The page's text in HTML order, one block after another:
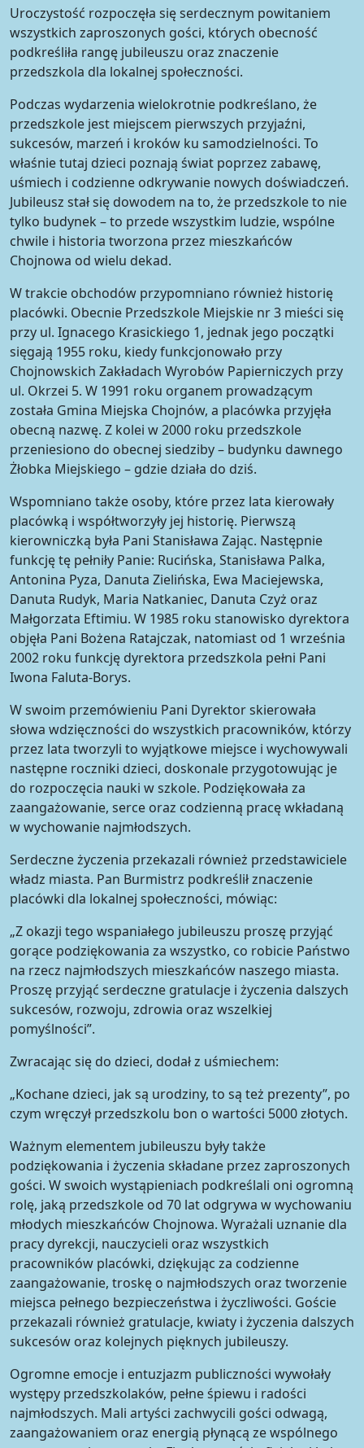
Uroczystość rozpoczęła się serdecznym powitaniem
wszystkich zaproszonych gości, których obecność
podkreśliła rangę jubileuszu oraz znaczenie
przedszkola dla lokalnej społeczności.
Podczas wydarzenia wielokrotnie podkreślano, że
przedszkole jest miejscem pierwszych przyjaźni,
sukcesów, marzeń i kroków ku samodzielności. To
właśnie tutaj dzieci poznają świat poprzez zabawę,
uśmiech i codzienne odkrywanie nowych doświadczeń.
Jubileusz stał się dowodem na to, że przedszkole to nie
tylko budynek – to przede wszystkim ludzie, wspólne
chwile i historia tworzona przez mieszkańców
Chojnowa od wielu dekad.
W trakcie obchodów przypomniano również historię
placówki. Obecnie Przedszkole Miejskie nr 3 mieści się
przy ul. Ignacego Krasickiego 1, jednak jego początki
sięgają 1955 roku, kiedy funkcjonowało przy
Chojnowskich Zakładach Wyrobów Papierniczych przy
ul. Okrzei 5. W 1991 roku organem prowadzącym
została Gmina Miejska Chojnów, a placówka przyjęła
obecną nazwę. Z kolei w 2000 roku przedszkole
przeniesiono do obecnej siedziby – budynku dawnego
Żłobka Miejskiego – gdzie działa do dziś.
Wspomniano także osoby, które przez lata kierowały
placówką i współtworzyły jej historię. Pierwszą
kierowniczką była Pani Stanisława Zając. Następnie
funkcję tę pełniły Panie: Rucińska, Stanisława Palka,
Antonina Pyza, Danuta Zielińska, Ewa Maciejewska,
Danuta Rudyk, Maria Natkaniec, Danuta Czyż oraz
Małgorzata Eftimiu. W 1985 roku stanowisko dyrektora
objęła Pani Bożena Ratajczak, natomiast od 1 września
2002 roku funkcję dyrektora przedszkola pełni Pani
Iwona Faluta-Borys.
W swoim przemówieniu Pani Dyrektor skierowała
słowa wdzięczności do wszystkich pracowników, którzy
przez lata tworzyli to wyjątkowe miejsce i wychowywali
następne roczniki dzieci, doskonale przygotowując je
do rozpoczęcia nauki w szkole. Podziękowała za
zaangażowanie, serce oraz codzienną pracę wkładaną
w wychowanie najmłodszych.
Serdeczne życzenia przekazali również przedstawiciele
władz miasta. Pan Burmistrz podkreślił znaczenie
placówki dla lokalnej społeczności, mówiąc:
„Z okazji tego wspaniałego jubileuszu proszę przyjąć
gorące podziękowania za wszystko, co robicie Państwo
na rzecz najmłodszych mieszkańców naszego miasta.
Proszę przyjąć serdeczne gratulacje i życzenia dalszych
sukcesów, rozwoju, zdrowia oraz wszelkiej
pomyślności”.
Zwracając się do dzieci, dodał z uśmiechem:
„Kochane dzieci, jak są urodziny, to są też prezenty”, po
czym wręczył przedszkolu bon o wartości 5000 złotych.
Ważnym elementem jubileuszu były także
podziękowania i życzenia składane przez zaproszonych
gości. W swoich wystąpieniach podkreślali oni ogromną
rolę, jaką przedszkole od 70 lat odgrywa w wychowaniu
młodych mieszkańców Chojnowa. Wyrażali uznanie dla
pracy dyrekcji, nauczycieli oraz wszystkich
pracowników placówki, dziękując za codzienne
zaangażowanie, troskę o najmłodszych oraz tworzenie
miejsca pełnego bezpieczeństwa i życzliwości. Goście
przekazali również gratulacje, kwiaty i życzenia dalszych
sukcesów oraz kolejnych pięknych jubileuszy.
Ogromne emocje i entuzjazm publiczności wywołały
występy przedszkolaków, pełne śpiewu i radości
najmłodszych. Mali artyści zachwycili gości odwagą,
zaangażowaniem oraz energią płynącą ze wspólnego